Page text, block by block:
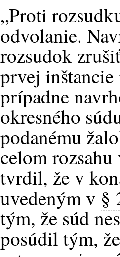
„Proti
odvolanie.
rozsudok
prvej inštancie
prípadne
okresného
podanému
celom
tvrdil, že v
uvedeným v §
tým, že súd
posúdil tým,